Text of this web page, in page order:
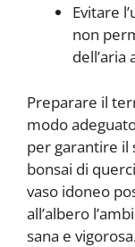
Evitare
non
Preparare il
modo
per garantire il
bonsai di
vaso idoneo
all’albero
sana e